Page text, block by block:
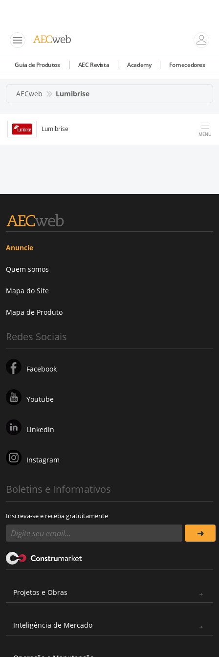
Guia de Produtos AEC Revista Academy Fornecedores
AECweb Lumibrise
Lumibrise
MENU
Anuncie
Quem somos
Mapa do Site
Mapa de Produto
Redes Sociais
Facebook
Youtube
Linkedin
Instagram
Boletins e Informativos
Inscreva-se e receba gratuitamente
Projetos e Obras
Inteligência de Mercado